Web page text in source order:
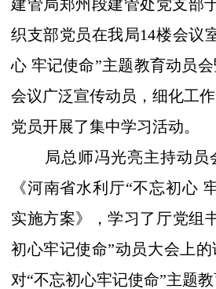
建管局郑州段建管处党支部
织支部党员在我局14楼会议
心 牢记使命”主题教育动员会
会议广泛宣传动员，细化工
党员开展了集中学习活动。
局总师冯光亮主持动员
《河南省水利厅“不忘初心
实施方案》，学习了厅党组
初心牢记使命”动员大会上
对“不忘初心牢记使命”主题教